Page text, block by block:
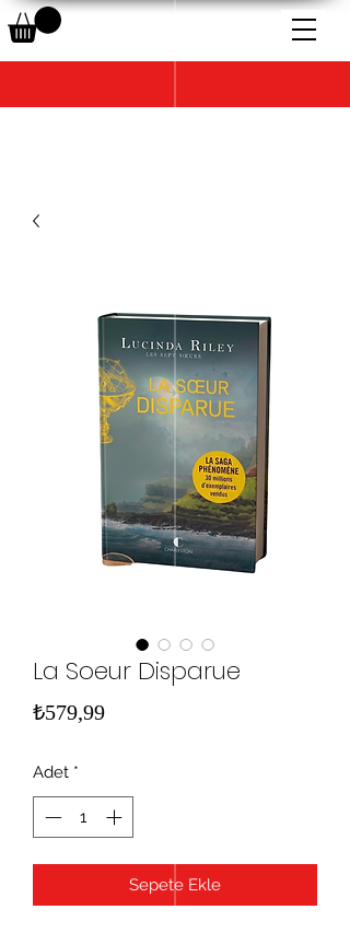
La Soeur Disparue
₺579,99Fiyat
Adet *
Sepete Ekle